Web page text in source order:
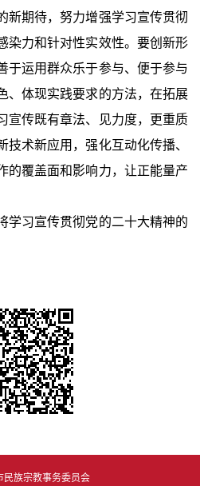
新期待，努力增强学习宣传贯彻
染力和针对性实效性。要创新形
于运用群众乐于参与、便于参与
、体现实践要求的方法，在拓展
宣传既有章法、见力度，更重质
技术新应用，强化互动化传播、
的覆盖面和影响力，让正能量产
习宣传贯彻党的二十大精神的
民族宗教事务委员会